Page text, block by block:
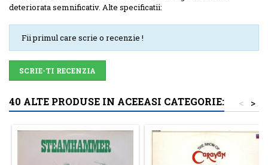
deteriorata semnificativ. Alte specificatii:
Fii primul care scrie o recenzie !
SCRIE-TI RECENZIA
40 ALTE PRODUSE IN ACEEASI CATEGORIE: >
<